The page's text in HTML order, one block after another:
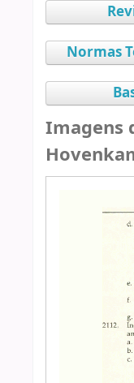
Normas
Imagens